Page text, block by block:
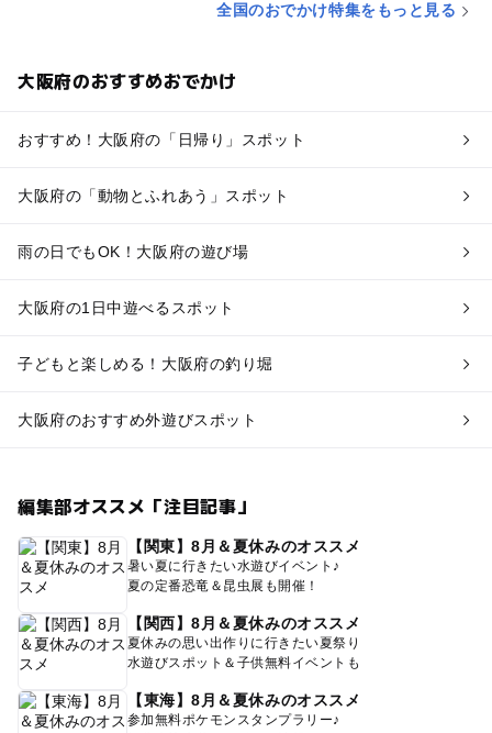
全国のおでかけ特集をもっと見る
大阪府のおすすめおでかけ
おすすめ！大阪府の「日帰り」スポット
大阪府の「動物とふれあう」スポット
雨の日でもOK！大阪府の遊び場
大阪府の1日中遊べるスポット
子どもと楽しめる！大阪府の釣り堀
大阪府のおすすめ外遊びスポット
編集部オススメ「注目記事」
【関東】8月＆夏休みのオススメ
暑い夏に行きたい水遊びイベント♪
夏の定番恐竜＆昆虫展も開催！
【関西】8月＆夏休みのオススメ
夏休みの思い出作りに行きたい夏祭り
水遊びスポット＆子供無料イベントも
【東海】8月＆夏休みのオススメ
参加無料ポケモンスタンプラリー♪